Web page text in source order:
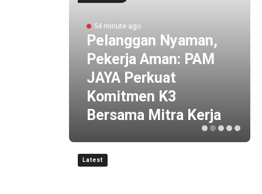
54 minute ago
Pelanggan Nyaman,
Pekerja Aman: PAM
JAYA Perkuat
Komitmen K3
Bersama Mitra Kerja
Latest